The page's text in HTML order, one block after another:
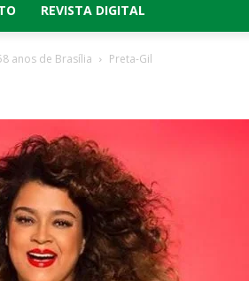
REVISTA DIGITAL
anos de Brasília Preta-Gil